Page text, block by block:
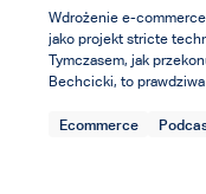
Wdrożenie e-
jako projekt stricte
Tymczasem, jak
Bechcicki, to
Ecommerce